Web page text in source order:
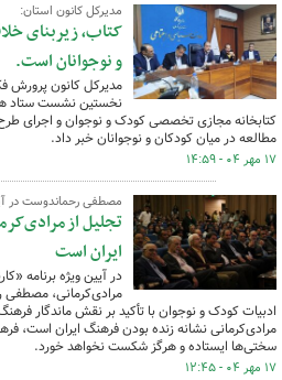
مدیرکل کانون استان:
کتاب، زیربنای
و نوجوانان است.
مدیرکل کانون پرورش
نخستین نشست ستاد
کتابخانه مجازی تخصصی کودک و نوجوان و اجرای
مطالعه در میان کودکان و نوجوانان خبر داد.
۱۷ مهر ۰۴ - ۱۴:۵۹
مصطفی رحماندوست در
تجلیل از
ایران است
در آیین ویژه برنامه
مرادی‌کرمانی، مصطفی
ادبیات کودک و نوجوان با تأکید بر نقش ماندگار
مرادی‌کرمانی نشانه زنده بودن فرهنگ ایران است،
سختی‌ها ایستاده و هرگز شکست نخواهد خورد.
۱۷ مهر ۰۴ - ۱۲:۴۵